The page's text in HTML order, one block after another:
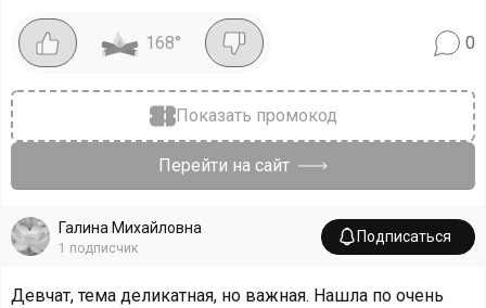
168° 0
Показать промокод
Перейти на сайт
Галина Михайловна
1 подписчик
Подписаться
Девчат, тема деликатная, но важная. Нашла по очень